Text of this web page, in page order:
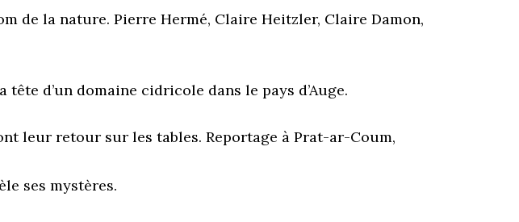
de la nature. Pierre Hermé, Claire Heitzler, Claire Damon,
d’un domaine cidricole dans le pays d’Auge.
leur retour sur les tables. Reportage à Prat-ar-Coum,
ses mystères.